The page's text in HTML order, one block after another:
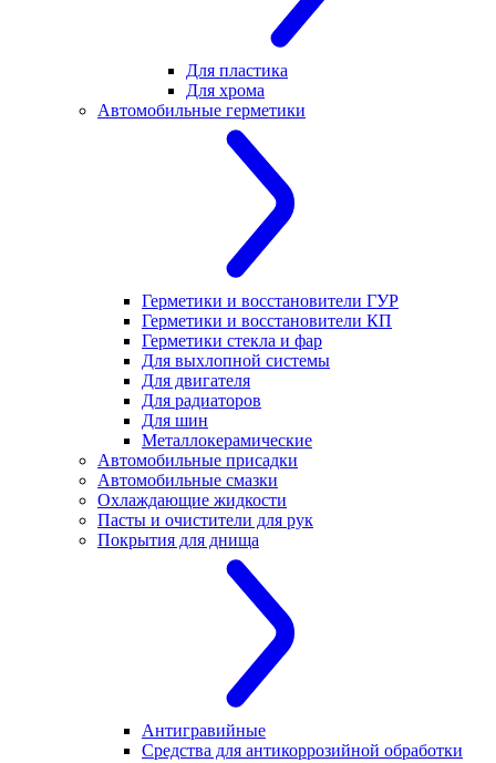
Для пластика
Для хрома
Автомобильные герметики
Герметики и восстановители ГУР
Герметики и восстановители КП
Герметики стекла и фар
Для выхлопной системы
Для двигателя
Для радиаторов
Для шин
Металлокерамические
Автомобильные присадки
Автомобильные смазки
Охлаждающие жидкости
Пасты и очистители для рук
Покрытия для днища
Антигравийные
Средства для антикоррозийной обработки